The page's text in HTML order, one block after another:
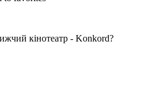
кінотеатр - Konkord?